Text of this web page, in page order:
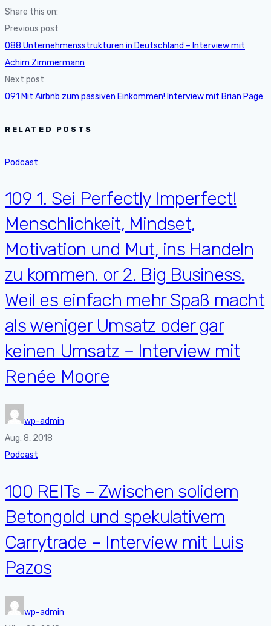
Share this on:
Previous post
088 Unternehmensstrukturen in Deutschland – Interview mit
Achim Zimmermann
Next post
091 Mit Airbnb zum passiven Einkommen! Interview mit Brian Page
RELATED POSTS
Podcast
109 1. Sei Perfectly Imperfect!
Menschlichkeit, Mindset,
Motivation und Mut, ins Handeln
zu kommen. or 2. Big Business.
Weil es einfach mehr Spaß macht
als weniger Umsatz oder gar
keinen Umsatz – Interview mit
Renée Moore
wp-admin
Aug. 8, 2018
Podcast
100 REITs – Zwischen solidem
Betongold und spekulativem
Carrytrade – Interview mit Luis
Pazos
wp-admin